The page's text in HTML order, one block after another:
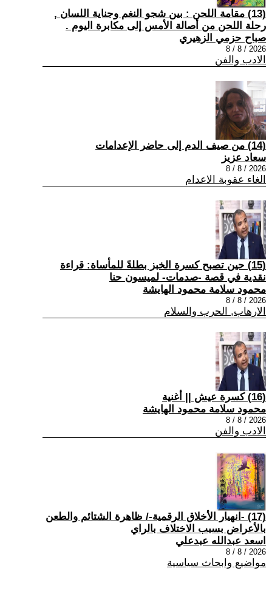
(13) مقامة اللحن : بين شجو النغم وجناية اللسان ,
رحلة اللحن من أصالة الأمس إلى مكابرة اليوم .
صباح حزمي الزهيري
2026 / 8 / 8
الادب والفن
(14) من صيف الدم إلى حاضر الإعدامات
سعاد عزيز
2026 / 8 / 8
الغاء عقوبة الاعدام
(15) حين تصبح كسرة الخبز بطلةً للمأساة: قراءة
نقدية في قصة -صدمات- لميسون حنا
محمود سلامة محمود الهايشة
2026 / 8 / 8
الارهاب, الحرب والسلام
(16) كسرة عيش || أغنية
محمود سلامة محمود الهايشة
2026 / 8 / 8
الادب والفن
(17) -انهيار الأخلاق الرقمية-/ ظاهرة الشتائم والطعن
بالأعراض بسبب الاختلاف بالراي
اسعد عبدالله عبدعلي
2026 / 8 / 8
مواضيع وابحاث سياسية